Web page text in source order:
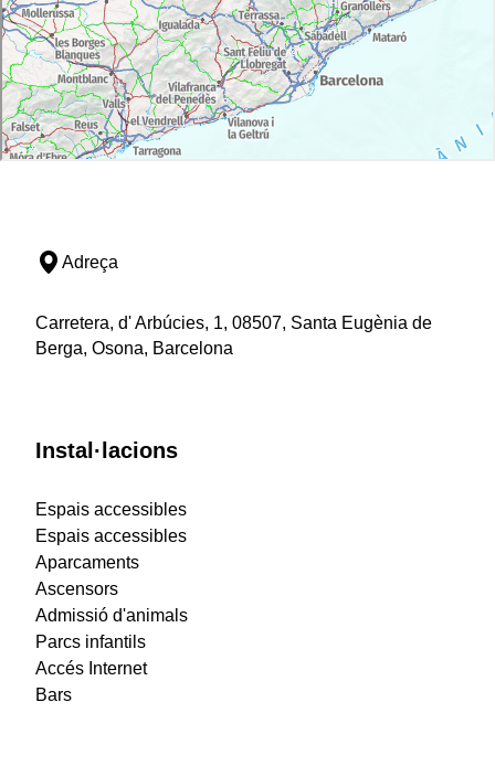
Adreça
Carretera, d' Arbúcies, 1, 08507, Santa Eugènia de
Berga, Osona, Barcelona
Instal·lacions
Espais accessibles
Espais accessibles
Aparcaments
Ascensors
Admissió d'animals
Parcs infantils
Accés Internet
Bars